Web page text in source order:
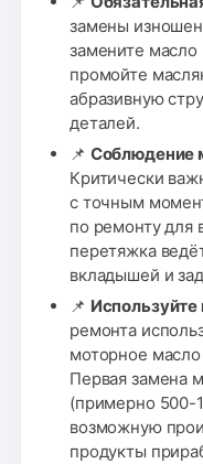
замены
замените
промойте
абразивную
деталей.
📌 Соблюдение
Критически
с точным
по ремонту для
перетяжка
вкладышей и
📌
ремонта
моторное
Первая замена
(примерно 500-
возможную
продукты